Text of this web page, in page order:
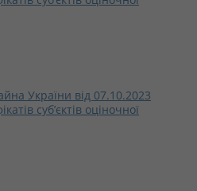
України від 07.10.2023
суб’єктів оціночної